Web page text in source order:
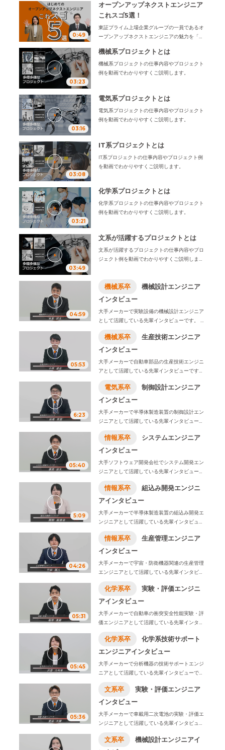
ぜひ、ご覧ください。
0:49
オープンアップネクストエンジニア
これスゴ5選！
東証プライム上場企業グループの一員であるオ
ープンアップネクストエンジニアの魅力を「こ
03:23
機械系プロジェクトとは
機械系プロジェクトの仕事内容やプロジェクト
例を動画でわかりやすくご説明します。
03:16
電気系プロジェクトとは
電気系プロジェクトの仕事内容やプロジェクト
例を動画でわかりやすくご説明します。
03:08
IT系プロジェクトとは
IT系プロジェクトの仕事内容やプロジェクト例
を動画でわかりやすくご説明します。
03:21
化学系プロジェクトとは
化学系プロジェクトの仕事内容やプロジェクト
例を動画でわかりやすくご説明します。
03:49
文系が活躍するプロジェクトとは
文系が活躍するプロジェクトの仕事内容やプロ
ジェクト例を動画でわかりやすくご説明しま
04:59
機械系卒
機械設計エンジニア
インタビュー
大手メーカーで実験設備の機械設計エンジニア
として活躍している先輩インタビューです。
学
ややりがい、1日のスケジュール例などをお伝え
します。
ロジーズは、株式会社オープンアップネクスト
エンジニアに社名変更致しました。
05:53
機械系卒
生産技術エンジニア
インタビュー
大手メーカーで自動車部品の生産技術エンジニ
アとして活躍している先輩インタビューです。
容ややりがい、1日のスケジュール例などをお伝
えします。
ロジーズは、株式会社オープンアップネクスト
エンジニアに社名変更致しました。
6:23
電気系卒
制御設計エンジニア
インタビュー
大手メーカーで半導体製造装置の制御設計エン
ジニアとして活躍している先輩インタビューで
事内容ややりがい、1日のスケジュール例などを
お伝えします。
ロジーズは、株式会社オープンアップネクスト
エンジニアに社名変更致しました。
05:40
情報系卒
システムエンジニア
インタビュー
大手ソフトウェア開発会社でシステム開発エン
ジニアとして活躍している先輩インタビューで
事内容ややりがい、1日のスケジュール例などを
お伝えします。
ロジーズは、株式会社オープンアップネクスト
エンジニアに社名変更致しました。
5:09
情報系卒
組込み開発エンジニ
アインタビュー
大手メーカーで半導体製造装置の組込み開発エ
ンジニアとして活躍している先輩インタビュー
仕事内容ややりがい、1日のスケジュール例など
をお伝えします。
ロジーズは、株式会社オープンアップネクスト
エンジニアに社名変更致しました。
04:26
情報系卒
生産管理エンジニア
インタビュー
大手メーカーで宇宙・防衛機器関連の生産管理
エンジニアとして活躍している先輩インタビュ
手、仕事内容ややりがい、1日のスケジュール例
などをお伝えします。
ロジーズは、株式会社オープンアップネクスト
エンジニアに社名変更致しました。
05:31
化学系卒
実験・評価エンジニ
アインタビュー
大手メーカーで自動車の衝突安全性能実験・評
価エンジニアとして活躍している先輩インタビ
手、仕事内容ややりがい、1日のスケジュール例
などをお伝えします。
ロジーズは、株式会社オープンアップネクスト
エンジニアに社名変更致しました。
05:45
化学系卒
化学系技術サポート
エンジニアインタビュー
大手メーカーで分析機器の技術サポートエンジ
ニアとして活躍している先輩インタビューで
事内容ややりがい、1日のスケジュール例などを
お伝えします。
ロジーズは、株式会社オープンアップネクスト
エンジニアに社名変更致しました。
05:36
文系卒
実験・評価エンジニア
インタビュー
大手メーカーで車載用二次電池の実験・評価エ
ンジニアとして活躍している先輩インタビュー
仕事内容ややりがい、1日のスケジュール例など
文系卒
機械設計エンジニアイ